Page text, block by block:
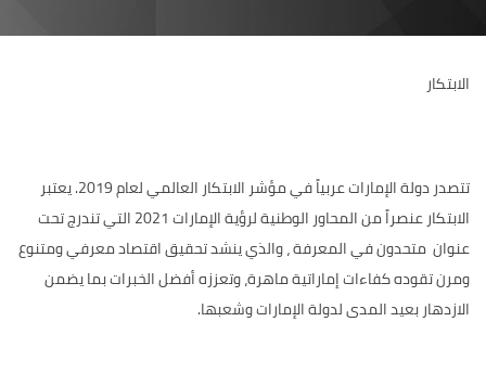
الابتكار
تتصدر دولة الإمارات عربياً في مؤشر الابتكار العالمي لعام 2019. يعتبر
الابتكار عنصراً من المحاور الوطنية لرؤية الإمارات 2021 التي تندرج تحت
عنوان متحدون في المعرفة ، والذي ينشد تحقيق اقتصاد معرفي ومتنوع
ومرن تقوده كفاءات إماراتية ماهرة، وتعززه أفضل الخبرات بما يضمن
الازدهار بعيد المدى لدولة الإمارات وشعبها.